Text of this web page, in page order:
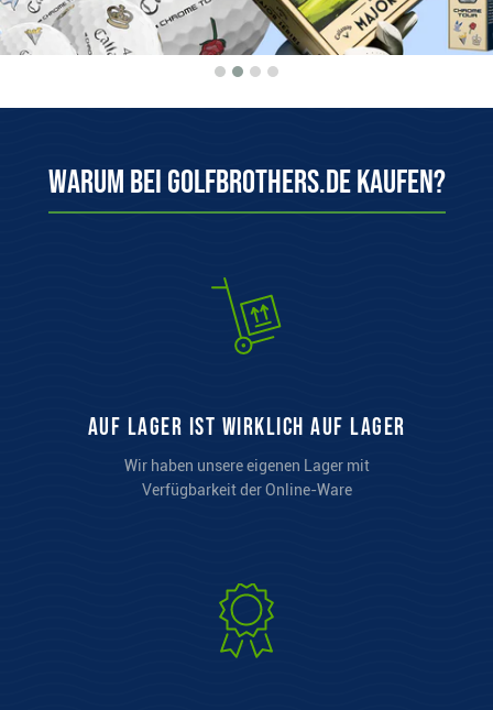
Warum bei Golfbrothers.de kaufen?
auf Lager ist wirklich auf Lager
Wir haben unsere eigenen Lager mit
Verfügbarkeit der Online-Ware